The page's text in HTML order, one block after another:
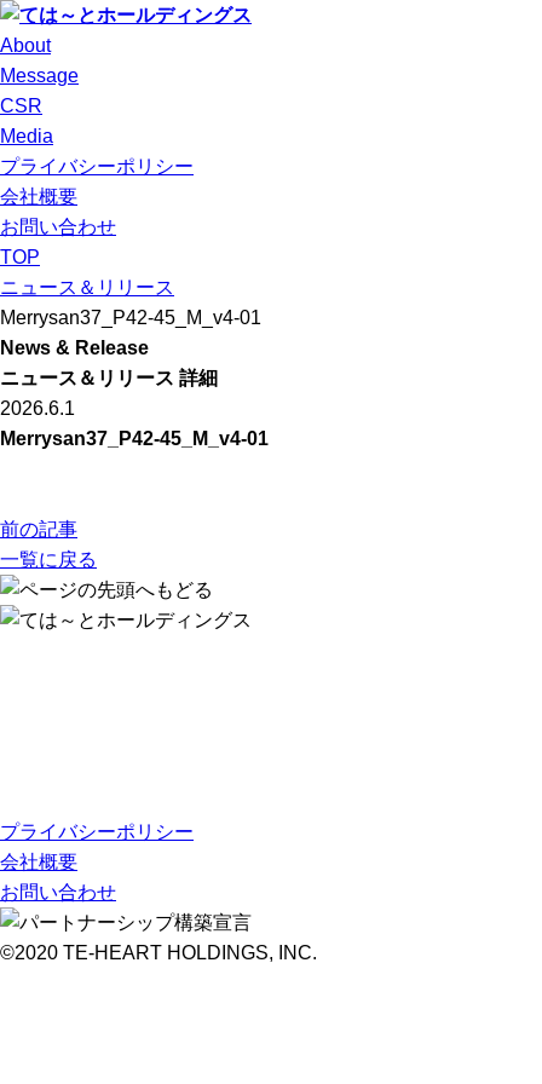
About
Message
CSR
Media
プライバシーポリシー
会社概要
お問い合わせ
TOP
ニュース＆リリース
Merrysan37_P42-45_M_v4-01
News & Release
ニュース＆リリース 詳細
2026.6.1
Merrysan37_P42-45_M_v4-01
前の記事
一覧に戻る
プライバシーポリシー
会社概要
お問い合わせ
©2020 TE-HEART HOLDINGS, INC.